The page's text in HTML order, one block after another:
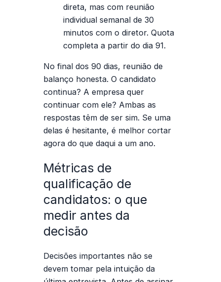
direta, mas com reunião
individual semanal de 30
minutos com o diretor. Quota
completa a partir do dia 91.
No final dos 90 dias, reunião de
balanço honesta. O candidato
continua? A empresa quer
continuar com ele? Ambas as
respostas têm de ser sim. Se uma
delas é hesitante, é melhor cortar
agora do que daqui a um ano.
Métricas de
qualificação de
candidatos: o que
medir antes da
decisão
Decisões importantes não se
devem tomar pela intuição da